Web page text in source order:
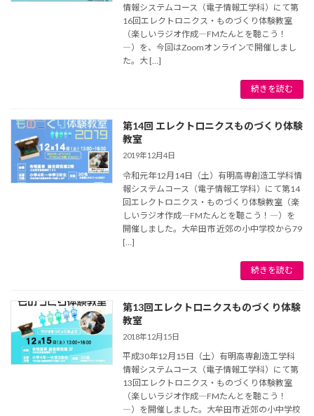
情報システムコース（電子情報工学科）にて第
16回エレクトロニクス・ものづくり体験教室
（楽しいラジオ作成―FMたんとを聴こう！
―）を、今回はZoomオンラインで開催しまし
た。大 […]
続きを読む
第14回 エレクトロニクスものづくり体験
教室
2019年12月4日
令和元年12月14日（土）有明高専創造工学科情
報システムコース（電子情報工学科）にて第14
回エレクトロニクス・ものづくり体験教室（楽
しいラジオ作成―FMたんとを聴こう！―）を
開催しました。大牟田市 近郊の小中学校から79
[…]
続きを読む
第13回エレクトロニクスものづくり体験
教室
2018年12月15日
平成30年12月15日（土）有明高専創造工学科
情報システムコース（電子情報工学科）にて第
13回エレクトロニクス・ものづくり体験教室
（楽しいラジオ作成―FMたんとを聴こう！
―）を開催しました。大牟田市 近郊の小中学校